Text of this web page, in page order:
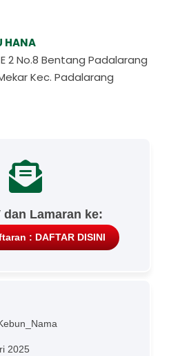
HANA
2 No.8 Bentang Padalarang
Kec. Padalarang
dan Lamaran ke:
: DAFTAR DISINI
2025